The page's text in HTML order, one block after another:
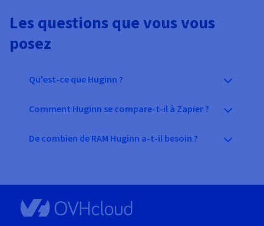
Les questions que vous vous
posez
Qu'est-ce que Huginn ?
Comment Huginn se compare-t-il à Zapier ?
De combien de RAM Huginn a-t-il besoin ?